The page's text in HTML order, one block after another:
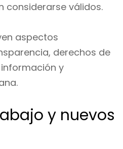
considerarse válidos.
aspectos
derechos de
y
y nuevos